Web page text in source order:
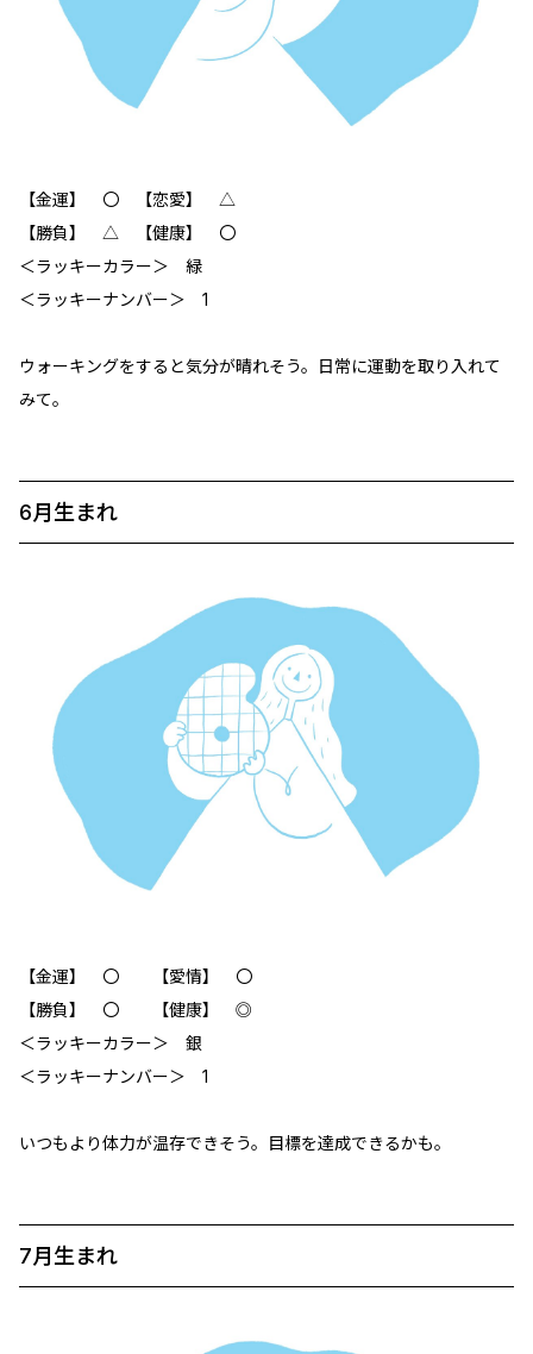
【金運】 〇 【恋愛】 △
【勝負】 △ 【健康】 〇
＜ラッキーカラー＞ 緑
＜ラッキーナンバー＞ 1
ウォーキングをすると気分が晴れそう。日常に運動を取り入れて
みて。
6月生まれ
【金運】 〇 【愛情】 〇
【勝負】 〇 【健康】 ◎
＜ラッキーカラー＞ 銀
＜ラッキーナンバー＞ 1
いつもより体力が温存できそう。目標を達成できるかも。
7月生まれ